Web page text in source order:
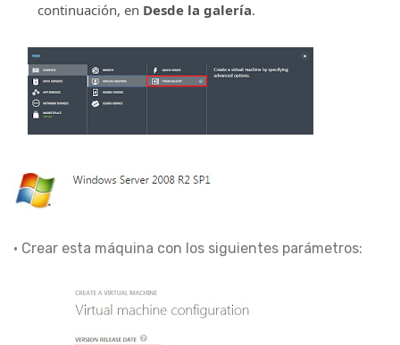
continuación, en Desde la galería.
• Crear esta máquina con los siguientes parámetros: